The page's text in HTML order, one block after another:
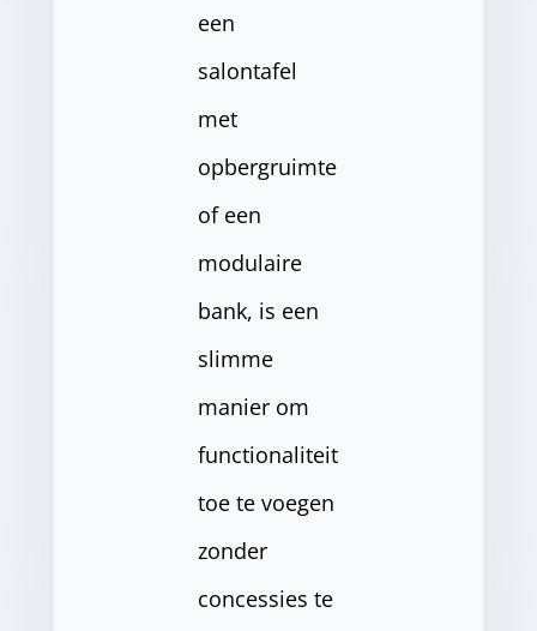
een
salontafel
met
opbergruimte
of een
modulaire
bank, is een
slimme
manier om
functionaliteit
toe te voegen
zonder
concessies te